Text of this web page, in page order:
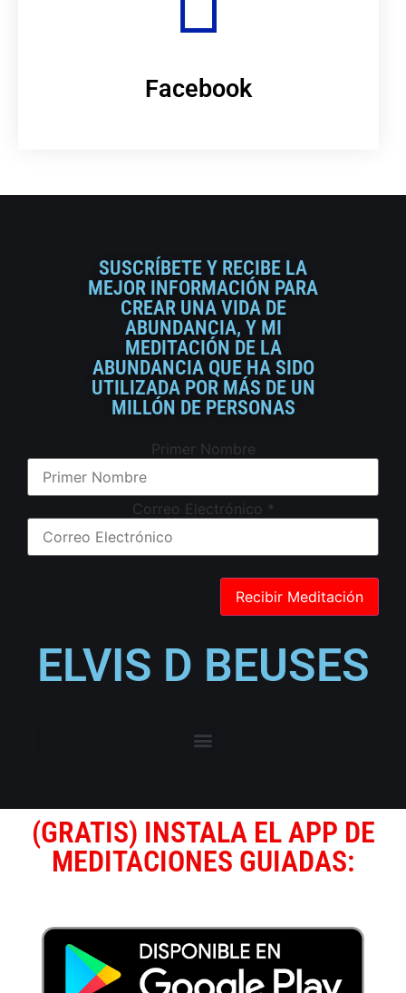
Facebook
SUSCRÍBETE Y RECIBE LA
MEJOR INFORMACIÓN PARA
CREAR UNA VIDA DE
ABUNDANCIA, Y MI
MEDITACIÓN DE LA
ABUNDANCIA QUE HA SIDO
UTILIZADA POR MÁS DE UN
MILLÓN DE PERSONAS
Primer Nombre
Correo Electrónico *
ELVIS D BEUSES
(GRATIS) INSTALA EL APP DE
MEDITACIONES GUIADAS: